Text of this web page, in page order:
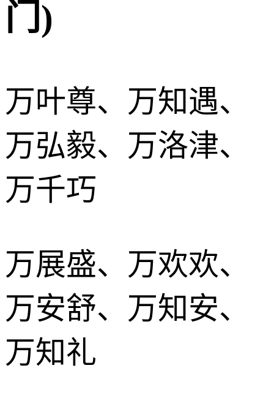
门)
万叶尊、万知遇、
万弘毅、万洛津、
万千巧
万展盛、万欢欢、
万安舒、万知安、
万知礼